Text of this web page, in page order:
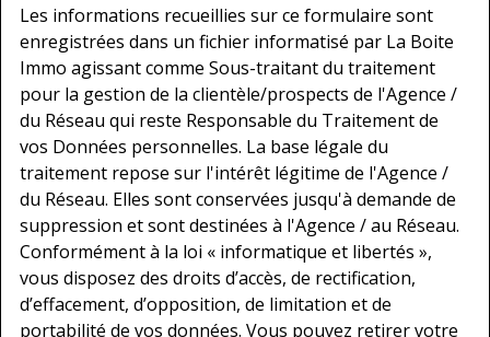
Les informations recueillies sur ce formulaire sont
enregistrées dans un fichier informatisé par La Boite
Immo agissant comme Sous-traitant du traitement
pour la gestion de la clientèle/prospects de l'Agence /
du Réseau qui reste Responsable du Traitement de
vos Données personnelles. La base légale du
traitement repose sur l'intérêt légitime de l'Agence /
du Réseau. Elles sont conservées jusqu'à demande de
suppression et sont destinées à l'Agence / au Réseau.
Conformément à la loi « informatique et libertés »,
vous disposez des droits d’accès, de rectification,
d’effacement, d’opposition, de limitation et de
portabilité de vos données. Vous pouvez retirer votre